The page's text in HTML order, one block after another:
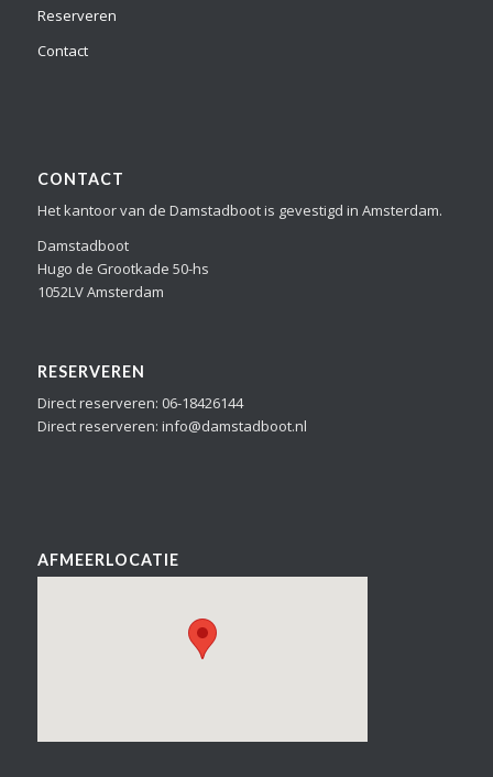
Reserveren
Contact
CONTACT
Het kantoor van de Damstadboot is gevestigd in Amsterdam.
Damstadboot
Hugo de Grootkade 50-hs
1052LV Amsterdam
RESERVEREN
Direct reserveren: 06-18426144
Direct reserveren: info@damstadboot.nl
AFMEERLOCATIE